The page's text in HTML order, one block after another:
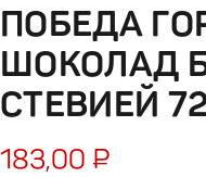
ПОБЕДА
ШОКОЛАД
СТЕВИЕЙ
183,00 ₽